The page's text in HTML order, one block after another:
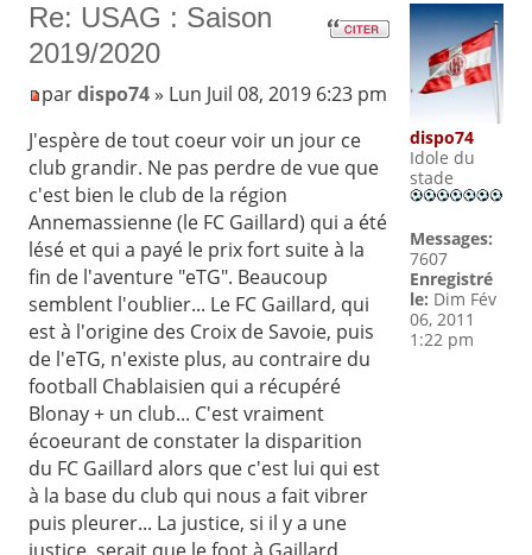
Re: USAG : Saison
2019/2020
pardispo74» Lun Juil 08, 2019 6:23 pm
J'espère de tout coeur voir un jour ce
club grandir. Ne pas perdre de vue que
c'est bien le club de la région
Annemassienne (le FC Gaillard) qui a été
lésé et qui a payé le prix fort suite à la
fin de l'aventure "eTG". Beaucoup
semblent l'oublier... Le FC Gaillard, qui
est à l'origine des Croix de Savoie, puis
de l'eTG, n'existe plus, au contraire du
football Chablaisien qui a récupéré
Blonay + un club... C'est vraiment
écoeurant de constater la disparition
du FC Gaillard alors que c'est lui qui est
à la base du club qui nous a fait vibrer
puis pleurer... La justice, si il y a une
dispo74
Idole du
stade
Messages:
7607
Enregistré
le: Dim Fév
06, 2011
1:22 pm